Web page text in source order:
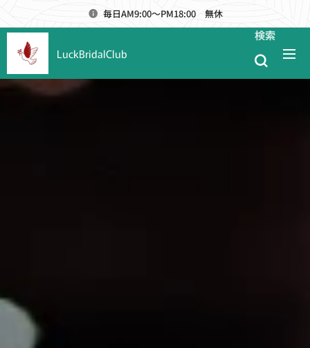
毎日AM9:00～PM18:00 無休
LuckBridalClub
検索